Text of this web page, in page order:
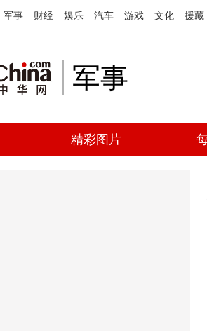
军事 财经 娱乐 汽车 游戏 文化 援藏
军事
精彩图片